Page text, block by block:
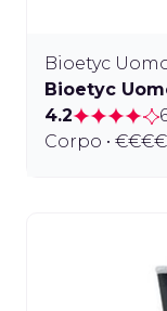
Bioetyc
Bioetyc
4.2
Corpo • €€€€